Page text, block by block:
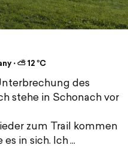
⋅ ⛅ 12 °C
des
stehe in Schonach vor
zum Trail kommen
in sich. Ich